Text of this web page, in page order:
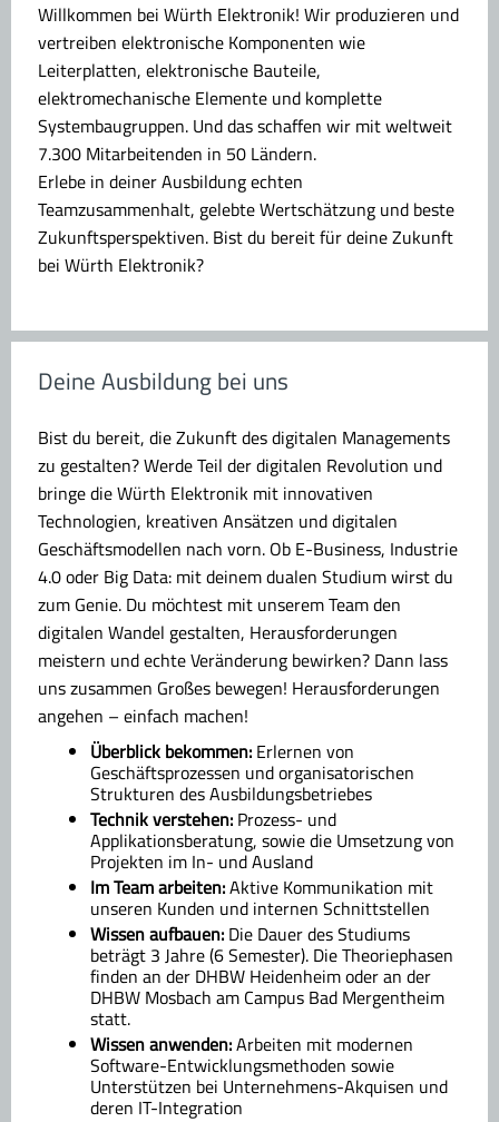
Willkommen bei Würth Elektronik! Wir produzieren und
vertreiben elektronische Komponenten wie
Leiterplatten, elektronische Bauteile,
elektromechanische Elemente und komplette
Systembaugruppen. Und das schaffen wir mit weltweit
7.300 Mitarbeitenden in 50 Ländern.
Erlebe in deiner Ausbildung echten
Teamzusammenhalt, gelebte Wertschätzung und beste
Zukunftsperspektiven. Bist du bereit für deine Zukunft
bei Würth Elektronik?
Deine Ausbildung bei uns
Bist du bereit, die Zukunft des digitalen Managements
zu gestalten? Werde Teil der digitalen Revolution und
bringe die Würth Elektronik mit innovativen
Technologien, kreativen Ansätzen und digitalen
Geschäftsmodellen nach vorn. Ob E-Business, Industrie
4.0 oder Big Data: mit deinem dualen Studium wirst du
zum Genie. Du möchtest mit unserem Team den
digitalen Wandel gestalten, Herausforderungen
meistern und echte Veränderung bewirken? Dann lass
uns zusammen Großes bewegen! Herausforderungen
angehen – einfach machen!
Überblick bekommen: Erlernen von
Geschäftsprozessen und organisatorischen
Strukturen des Ausbildungsbetriebes
Technik verstehen: Prozess- und
Applikationsberatung, sowie die Umsetzung von
Projekten im In- und Ausland
Im Team arbeiten:Aktive Kommunikation mit
unseren Kunden und internen Schnittstellen
Wissen aufbauen: Die Dauer des Studiums
beträgt 3 Jahre (6 Semester). Die Theoriephasen
finden an der DHBW Heidenheim oder an der
DHBW Mosbach am Campus Bad Mergentheim
statt.
Wissen anwenden:Arbeiten mit modernen
Software-Entwicklungsmethoden sowie
Unterstützen bei Unternehmens-Akquisen und
deren IT-Integration